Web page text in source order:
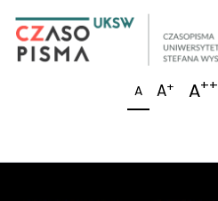
A A+ A++